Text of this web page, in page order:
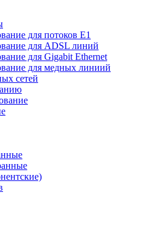
для потоков Е1
для ADSL линий
для Gigabit Ethernet
для медных линиий
сетей